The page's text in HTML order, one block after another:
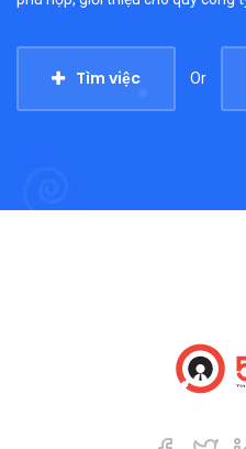
Tìm việc Or